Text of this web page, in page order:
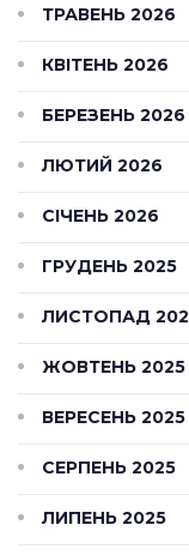
ТРАВЕНЬ 2026
КВІТЕНЬ 2026
БЕРЕЗЕНЬ 2026
ЛЮТИЙ 2026
СІЧЕНЬ 2026
ГРУДЕНЬ 2025
ЛИСТОПАД
ЖОВТЕНЬ 2025
ВЕРЕСЕНЬ 2025
СЕРПЕНЬ 2025
ЛИПЕНЬ 2025